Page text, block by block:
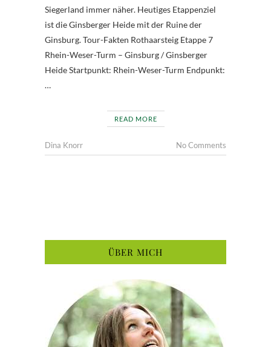
Siegerland immer näher. Heutiges Etappenziel
ist die Ginsberger Heide mit der Ruine der
Ginsburg. Tour-Fakten Rothaarsteig Etappe 7
Rhein-Weser-Turm – Ginsburg / Ginsberger
Heide Startpunkt: Rhein-Weser-Turm Endpunkt:
…
READ MORE
Dina Knorr No Comments
ÜBER MICH